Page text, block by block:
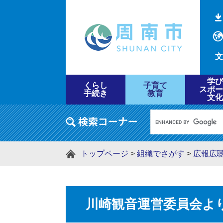
くらし
手続き
子育て
教育
学び
スポ
文化
トップページ > 組織でさがす > 広報広
川崎観音運営委員会よ